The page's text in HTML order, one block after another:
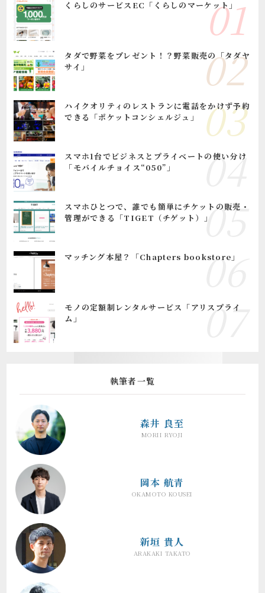
くらしのサービスEC「くらしのマーケット」
タダで野菜をプレゼント！？野菜販売の「タダヤ
サイ」
ハイクオリティのレストランに電話をかけず予約
できる「ポケットコンシェルジュ」
スマホ1台でビジネスとプライベートの使い分け
「モバイルチョイス“050”」
スマホひとつで、誰でも簡単にチケットの販売・
管理ができる「TIGET（チゲット）」
マッチング本屋？「Chapters bookstore」
モノの定額制レンタルサービス「アリスプライ
ム」
執筆者一覧
森井 良至
MORII RYOJI
岡本 航青
OKAMOTO KOUSEI
新垣 貴人
ARAKAKI TAKATO